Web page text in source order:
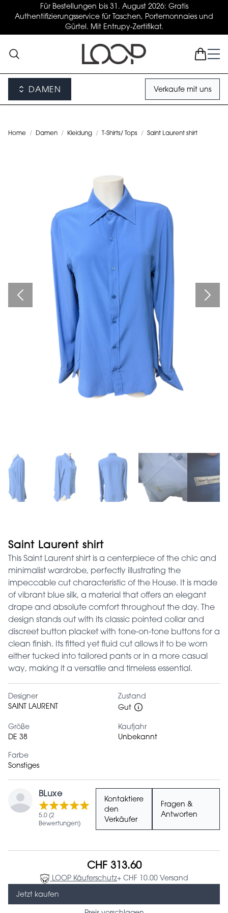
Für Bestellungen bis 31. August 2026: Gratis
Authentifizierungsservice für Taschen, Portemonnaies und
Gürtel. Mit Entrupy-Zertifikat.
DAMEN Verkaufe mit uns
Home / Damen / Kleidung / T-Shirts/ Tops / Saint Laurent shirt
Saint Laurent shirt
This Saint Laurent shirt is a centerpiece of the chic and
minimalist wardrobe, perfectly illustrating the
impeccable cut characteristic of the House. It is made
of vibrant blue silk, a material that offers an elegant
drape and absolute comfort throughout the day. The
design stands out with its classic pointed collar and
discreet button placket with tone-on-tone buttons for a
clean finish. Its fitted yet fluid cut allows it to be worn
either tucked into tailored pants or in a more casual
way, making it a versatile and timeless essential.
Designer
SAINT LAURENT
Zustand
Gut
Größe
DE 38
Kaufjahr
Unbekannt
Farbe
Sonstiges
BLuxe
5.0 (2
Bewertungen)
Kontaktiere
den
Verkäufer
Fragen &
Antworten
CHF 313.60
LOOP Käuferschutz+ CHF 10.00 Versand
Jetzt kaufen